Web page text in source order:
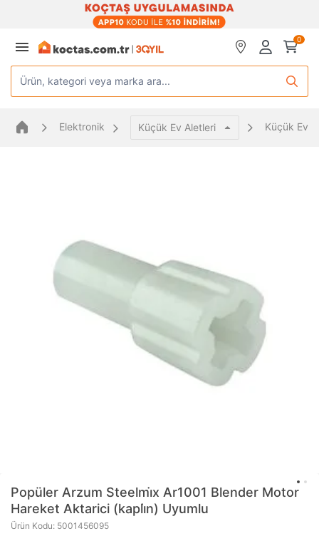
0
Ürün, kategori veya marka ara...
Elektronik Küçük Ev Aletleri Küçük Ev
Popüler Arzum Steelmi̇x Ar1001 Blender Motor
Hareket Aktarici (kapli̇n) Uyumlu
Ürün Kodu: 5001456095